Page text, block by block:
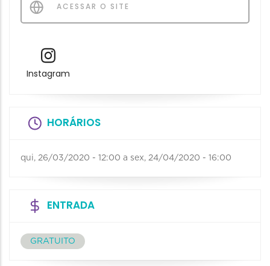
ACESSAR O SITE
Instagram
HORÁRIOS
qui, 26/03/2020 - 12:00 a sex, 24/04/2020 - 16:00
ENTRADA
GRATUITO